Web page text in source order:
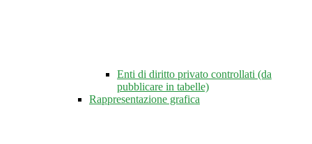
Enti di diritto privato controllati (da
pubblicare in tabelle)
Rappresentazione grafica